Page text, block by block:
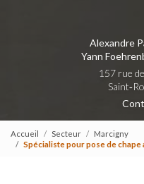
Alexandre
Yann
157 rue
Accueil Secteur
Marcigny
Spécialiste pour pose de